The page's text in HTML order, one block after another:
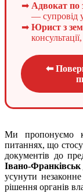
Адвокат по
— супровід
Юрист з
⬅
Ми пропонуємо
питаннях, що
документів до
Івано-Франківськ
усунути
рішення органів